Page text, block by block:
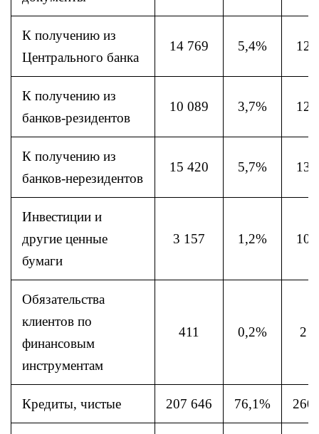
К получению из
Центрального банка
14 769 5,4% 12
К получению из
банков-резидентов
10 089 3,7% 12
К получению из
банков-нерезидентов
15 420 5,7% 13
Инвестиции и
другие ценные
бумаги
3 157 1,2% 10
Обязательства
клиентов по
финансовым
инструментам
411 0,2% 2
Кредиты, чистые 207 646 76,1% 260